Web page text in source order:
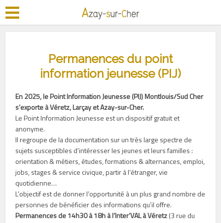
Permanences du point
information jeunesse (PIJ)
En 2025, le Point Information Jeunesse (PIJ) Montlouis/Sud Cher
s’exporte à Véretz, Larçay et Azay-sur-Cher.
Le Point Information Jeunesse est un dispositif gratuit et
anonyme.
Il regroupe de la documentation sur un très large spectre de
sujets susceptibles d’intéresser les jeunes et leurs familles :
orientation & métiers, études, formations & alternances, emploi,
jobs, stages & service civique, partir à l’étranger, vie
quotidienne…
L’objectif est de donner l’opportunité à un plus grand nombre de
personnes de bénéficier des informations qu’il offre.
Permanences de 14h30 à 18h à l’Inter’VAL à Véretz(3 rue du